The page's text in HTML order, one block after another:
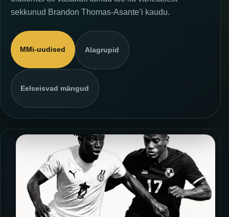
sekkunud Brandon Thomas-Asante’i kaudu.
MMi-uudised Alagrupid
Eelseisvad mängud